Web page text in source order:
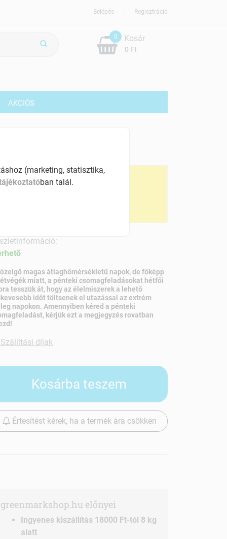
Regisztráció
Belépés
0
0 Ft
Kosár
AKCIÓS
kedvezmények:
db-tól
magas átlaghőmérsékletű napok, de főképp
miatt, a pénteki csomagfeladásokat hétfői
tesszük át, hogy az élelmiszerek a lehető
időt töltsenek el utazással az extrém
napokon. Amennyiben kéred a pénteki
kérjük ezt a megjegyzés rovatban
Szállítási díjak
Kosárba teszem
Értesítést kérek, ha a termék ára csökken
greenmarkshop.hu előnyei
Ingyenes kiszállítás 18000 Ft-tól 8 kg
alatt
(marketing, statisztika,
ban talál.